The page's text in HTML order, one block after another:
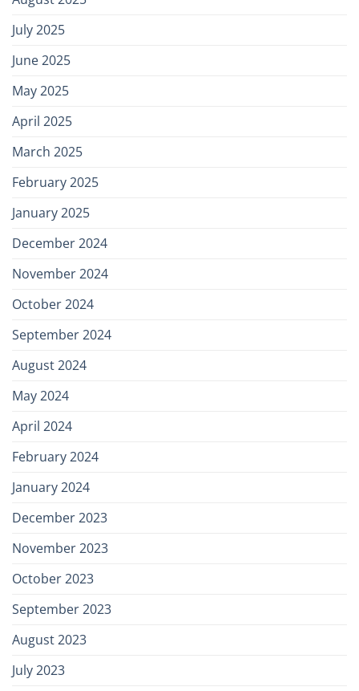
July 2025
June 2025
May 2025
April 2025
March 2025
February 2025
January 2025
December 2024
November 2024
October 2024
September 2024
August 2024
May 2024
April 2024
February 2024
January 2024
December 2023
November 2023
October 2023
September 2023
August 2023
July 2023